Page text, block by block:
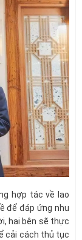
hợp tác về lao
để đáp ứng nhu
hai bên sẽ thực
cải cách thủ tục